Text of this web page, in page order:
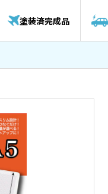
塗装済完成品